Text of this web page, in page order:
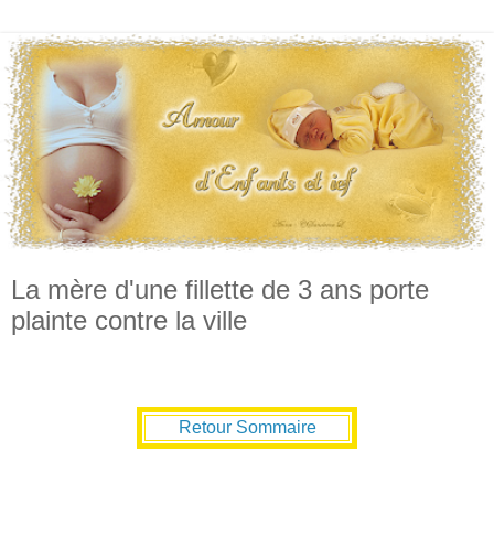
La mère d'une fillette de 3 ans porte
plainte contre la ville
Retour Sommaire